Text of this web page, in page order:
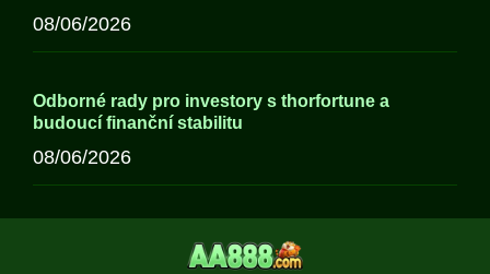
08/06/2026
Odborné rady pro investory s thorfortune a
budoucí finanční stabilitu
08/06/2026